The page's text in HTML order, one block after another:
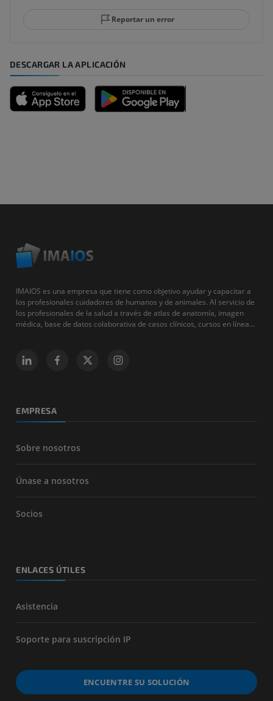
Reportar un error
DESCARGAR LA APLICACIÓN
IMAIOS es una empresa que tiene como objetivo ayudar y capacitar a
los profesionales cuidadores de humanos y de animales. Al servicio de
los profesionales de la salud a través de atlas de anatomía, imagen
médica, base de datos colaborativa de casos clínicos, cursos en línea...
EMPRESA
Sobre nosotros
Únase a nosotros
Socios
ENLACES ÚTILES
Asistencia
Soporte para suscripción IP
ENCUENTRE SU SOLUCIÓN